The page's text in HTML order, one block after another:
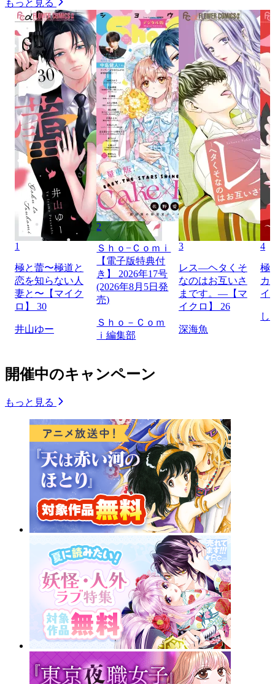
もっと見る
1
極と蕾〜極道と
恋を知らない人
妻と〜【マイク
ロ】 30
井山ゆー
2
Ｓｈｏ−Ｃｏｍｉ
【電子版特典付
き】 2026年17号
(2026年8月5日発
売)
Ｓｈｏ－Ｃｏｍ
ｉ編集部
3
レス―ヘタくそ
なのはお互いさ
まです。―【マ
イクロ】 26
深海魚
4
極
カ
イ
し
開催中のキャンペーン
もっと見る